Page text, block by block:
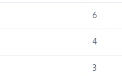
6
4
3